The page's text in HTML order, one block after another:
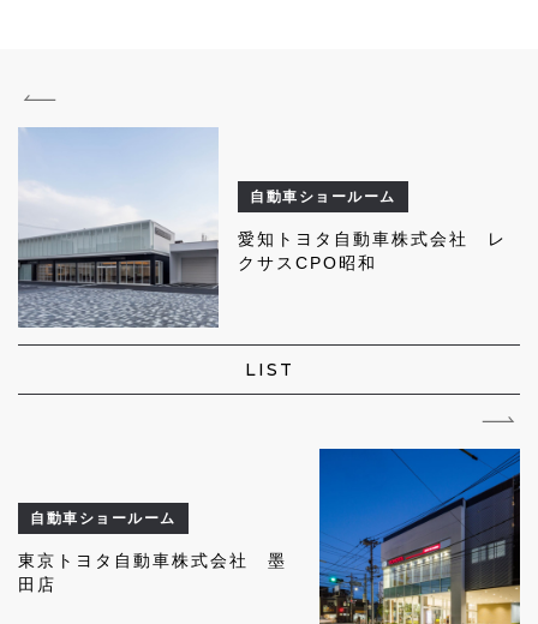
自動車ショールーム
愛知トヨタ自動車株式会社 レ
クサスCPO昭和
LIST
自動車ショールーム
東京トヨタ自動車株式会社 墨
田店